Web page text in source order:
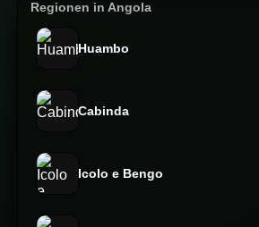
Regionen in Angola
Huambo
Cabinda
Icolo e Bengo